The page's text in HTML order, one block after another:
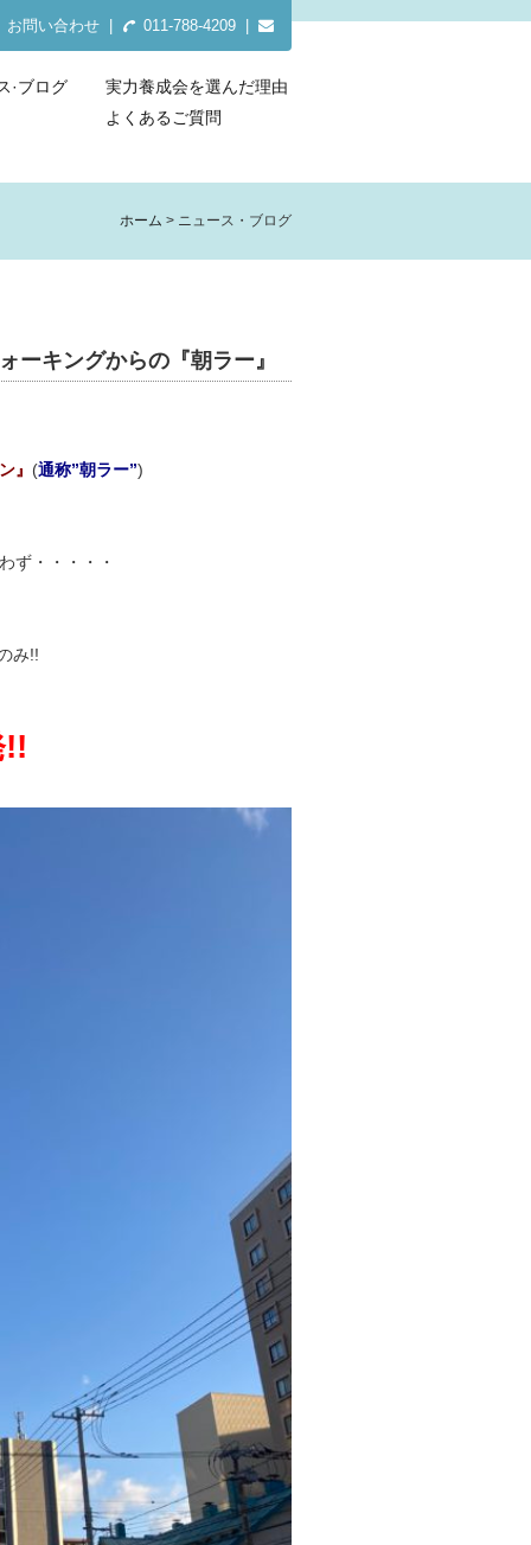
お問い合わせ 011-788-4209 |
·ブログ
実力養成会を選んだ理由
よくあるご質問
ホーム ニュース・ブログ
キングからの『朝ラー』
』 (通称”朝ラー”)
ず・・・・・
み!!